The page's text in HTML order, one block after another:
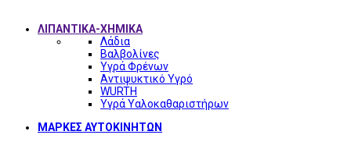
ΛΙΠΑΝΤΙΚΑ-ΧΗΜΙΚΑ
Λάδια
Βαλβολίνες
Υγρά Φρένων
Αντιψυκτικό Υγρό
WURTH
Υγρά Υαλοκαθαριστήρων
ΜΑΡΚΕΣ ΑΥΤΟΚΙΝΗΤΩΝ